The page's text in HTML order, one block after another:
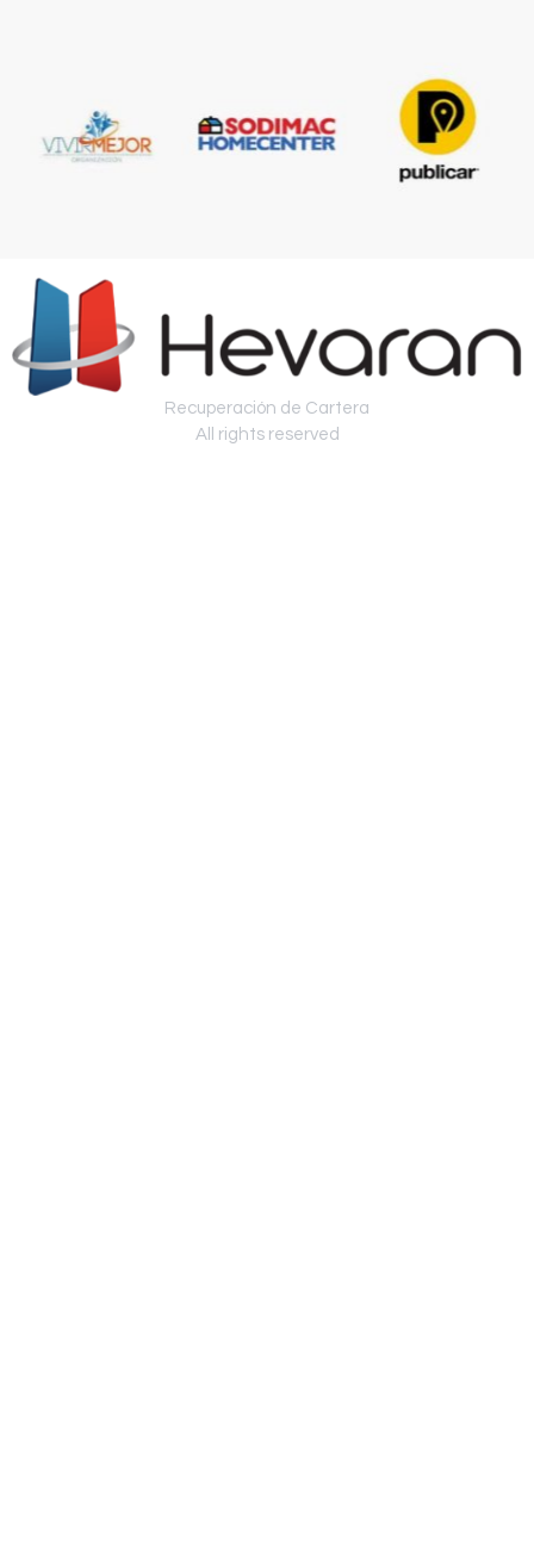
Recuperación de Cartera
All rights reserved